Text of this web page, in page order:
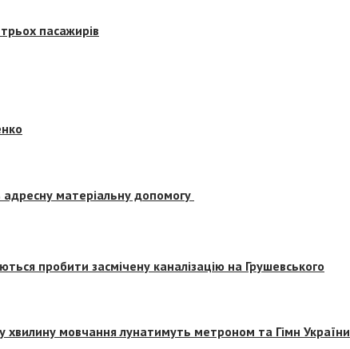
пасажирів
матеріальну допомогу
пробити засмічену каналізацію на Грушевського
хвилину мовчання лунатимуть метроном та Гімн України